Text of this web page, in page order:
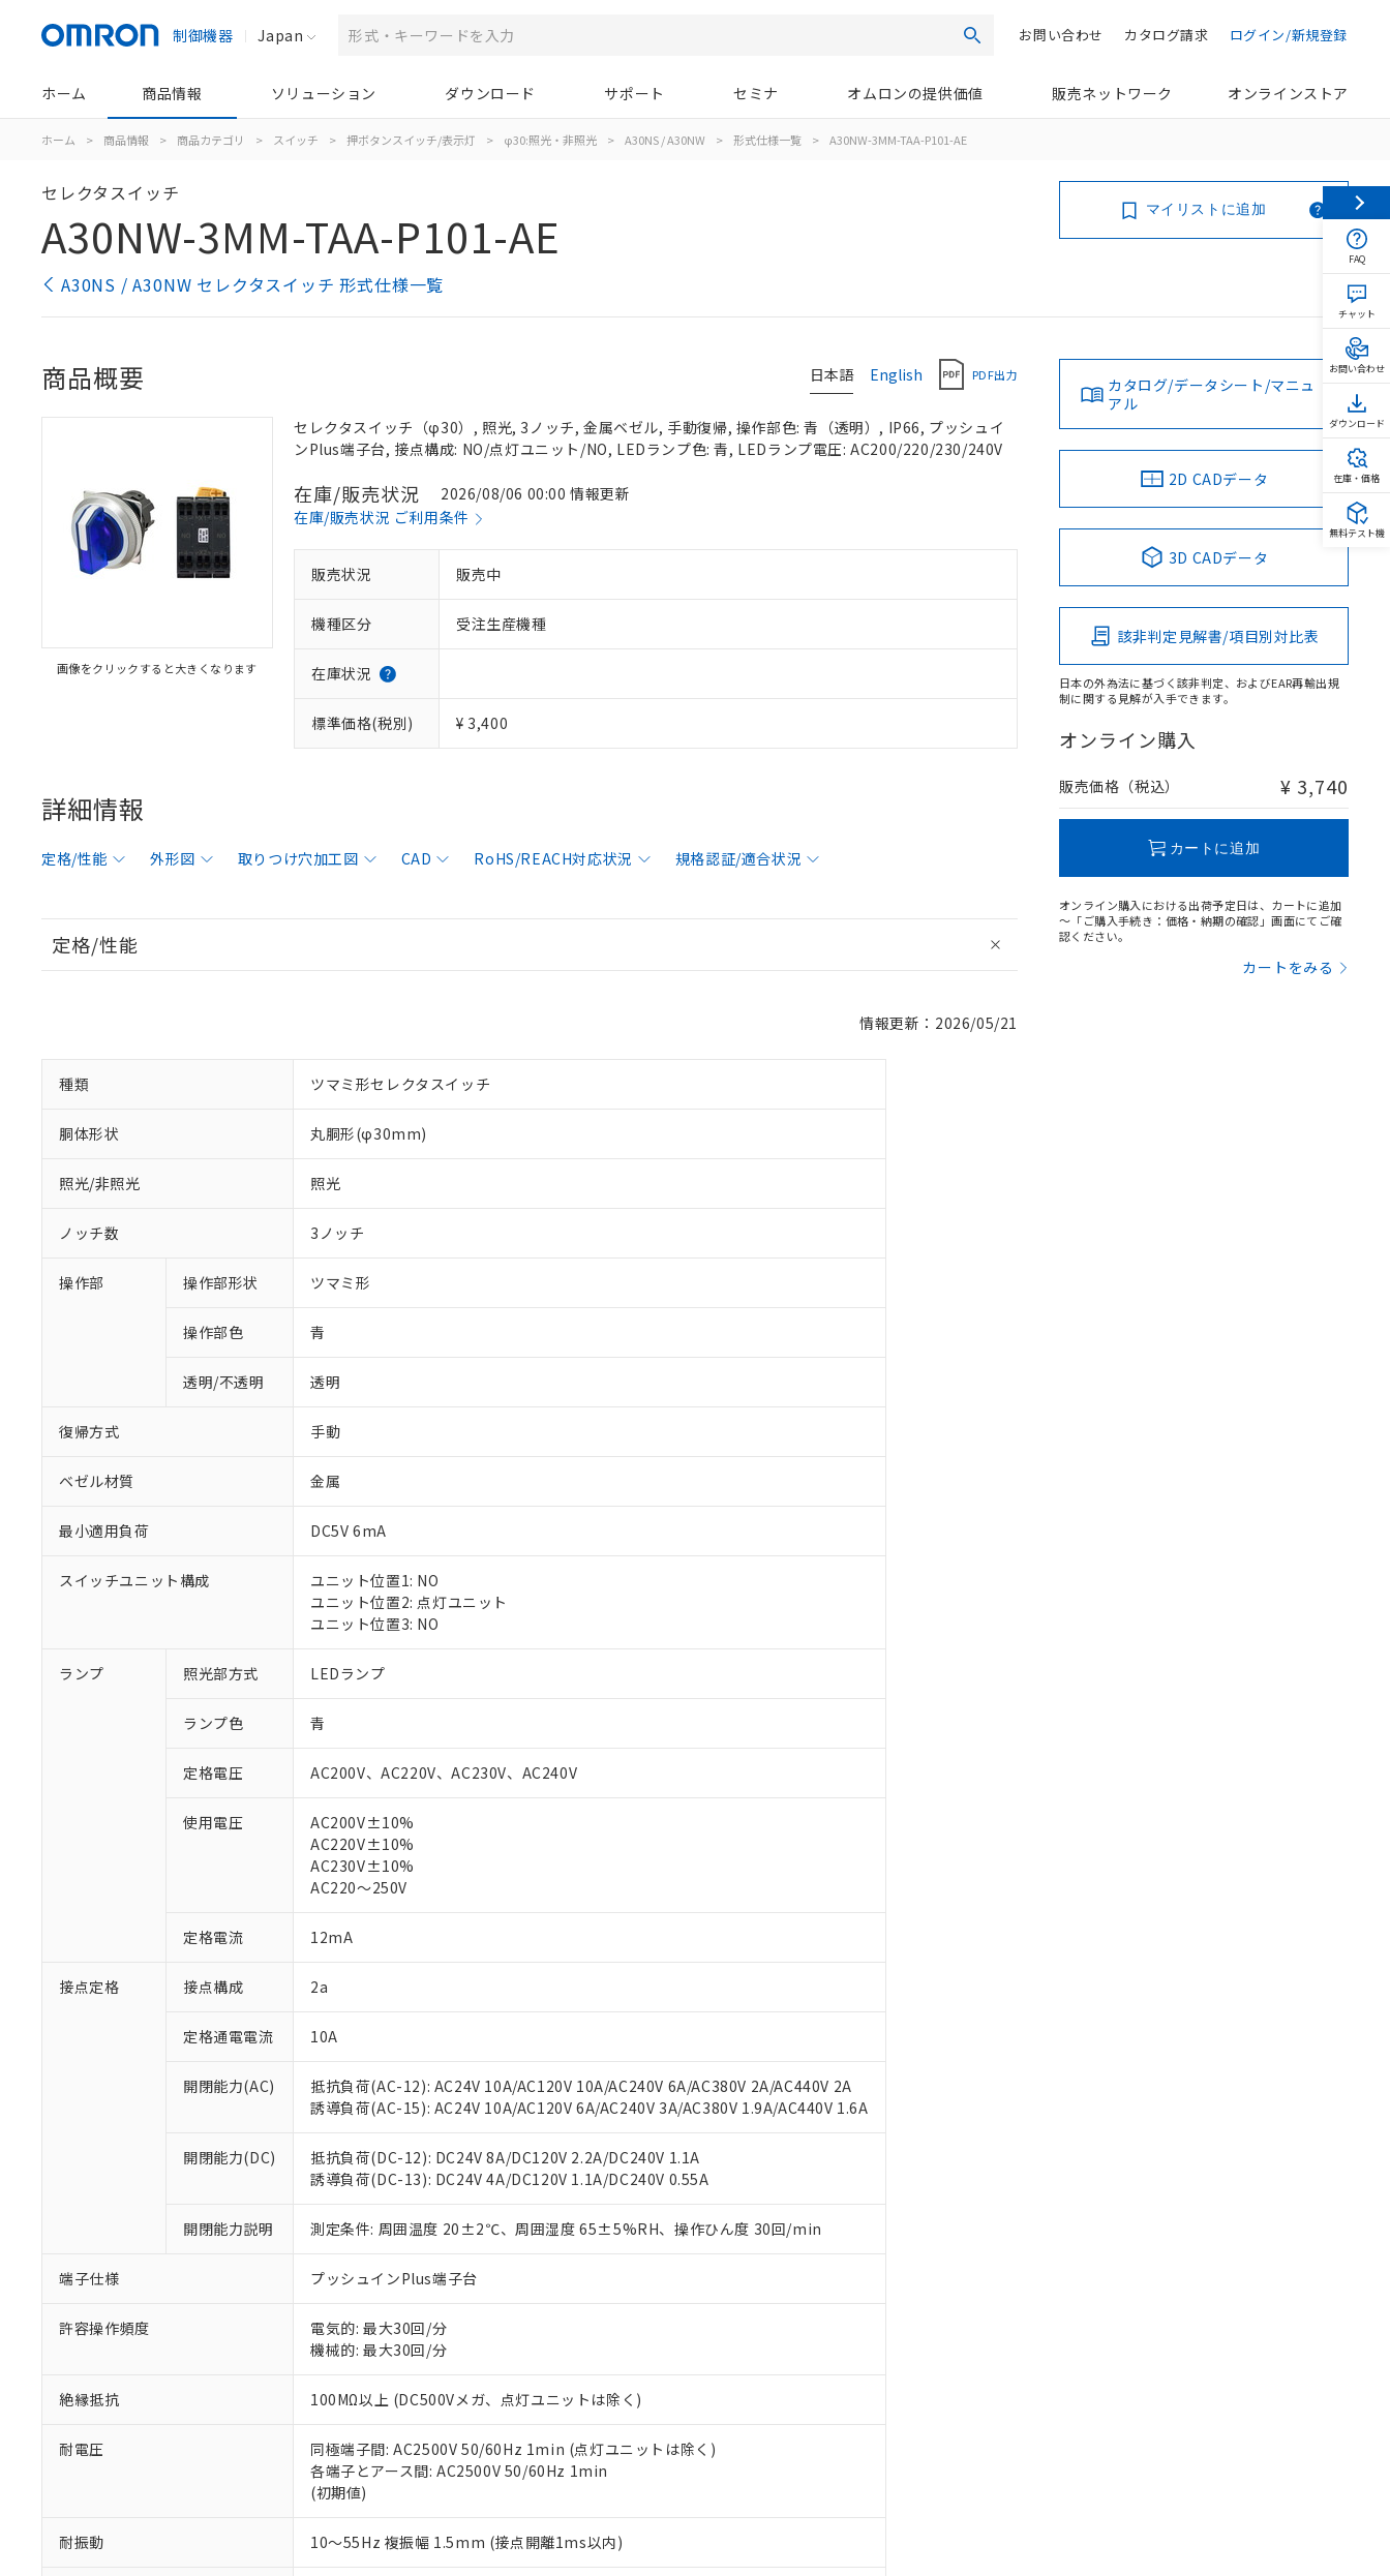
制御機器 Japan 検索 ログイン/新規登録
カタログ請求
お問い合わせ
ホーム 商品情報 ソリューション ダウンロード サポート セミナ オムロンの提供価値 販売ネットワーク オンラインストア
ホーム > 商品情報 > 商品カテゴリ > スイッチ > 押ボタンスイッチ/表示灯 > φ30:照光・非照光 > A30NS / A30NW > 形式仕様一覧 > A30NW-3MM-TAA-P101-AE
セレクタスイッチ
A30NW-3MM-TAA-P101-AE
A30NS / A30NW セレクタスイッチ 形式仕様一覧
マイリストに追加
日本語 English PDF出力
商品概要
画像をクリックすると大きくなります
セレクタスイッチ（φ30）, 照光, 3ノッチ, 金属ベゼル, 手動復帰, 操作部色: 青（透明）, IP66, プッシュイ
ンPlus端子台, 接点構成: NO/点灯ユニット/NO, LEDランプ色: 青, LEDランプ電圧: AC200/220/230/240V
在庫/販売状況
2026/08/06 00:00 情報更新
在庫/販売状況 ご利用条件
販売状況 販売中
機種区分 受注生産機種
在庫状況
標準価格(税別) ¥ 3,400
詳細情報
定格/性能 外形図 取りつけ穴加工図 CAD RoHS/REACH対応状況 規格認証/適合状況
定格/性能
情報更新：2026/05/21
種類 ツマミ形セレクタスイッチ
胴体形状 丸胴形(φ30mm)
照光/非照光 照光
ノッチ数 3ノッチ
操作部 操作部形状 ツマミ形
操作部色 青
透明/不透明 透明
復帰方式 手動
ベゼル材質 金属
最小適用負荷 DC5V 6mA
スイッチユニット構成
ユニット位置1: NO
ユニット位置2: 点灯ユニット
ユニット位置3: NO
ランプ 照光部方式 LEDランプ
ランプ色 青
定格電圧 AC200V、AC220V、AC230V、AC240V
使用電圧
AC200V±10%
AC220V±10%
AC230V±10%
AC220～250V
定格電流 12mA
接点定格 接点構成 2a
定格通電電流 10A
開閉能力(AC)
抵抗負荷(AC-12): AC24V 10A/AC120V 10A/AC240V 6A/AC380V 2A/AC440V 2A
誘導負荷(AC-15): AC24V 10A/AC120V 6A/AC240V 3A/AC380V 1.9A/AC440V 1.6A
開閉能力(DC)
抵抗負荷(DC-12): DC24V 8A/DC120V 2.2A/DC240V 1.1A
誘導負荷(DC-13): DC24V 4A/DC120V 1.1A/DC240V 0.55A
開閉能力説明 測定条件: 周囲温度 20±2℃、周囲湿度 65±5%RH、操作ひん度 30回/min
端子仕様 プッシュインPlus端子台
許容操作頻度
電気的: 最大30回/分
機械的: 最大30回/分
絶縁抵抗 100MΩ以上 (DC500Vメガ、点灯ユニットは除く)
耐電圧
同極端子間: AC2500V 50/60Hz 1min (点灯ユニットは除く)
各端子とアース間: AC2500V 50/60Hz 1min
(初期値)
耐振動 10～55Hz 複振幅 1.5mm (接点開離1ms以内)
カタログ/データシート/マニュ
アル
2D CADデータ
3D CADデータ
該非判定見解書/項目別対比表
日本の外為法に基づく該非判定、およびEAR再輸出規
制に関する見解が入手できます。
オンライン購入
販売価格（税込） ¥ 3,740
カートに追加
オンライン購入における出荷予定日は、カートに追加
～「ご購入手続き：価格・納期の確認」画面にてご確
認ください。
カートをみる
ご利用条件
以下の条件をお読みいただき、同意のうえご利用ください。
当社制御機器事業取扱商品の中には、本サービスの対象外となる商品もあることをご了承ください。
のであり、閲覧された時点での実際の在庫および標準価格とは異なる場合があることをご了承くださ
当社販売員にご相談ください。
オムロン制御機器販売店や当社販売拠点は「販売ネットワーク
」をご確認ください。
在庫状況および標準価格結果を当社の事前の承諾なく第三者に漏洩または開示しないようお願いしま
マイパーツ機能（部品リスト作成サービス）をご利用いただくには、I-Webメンバーズにご登録され
ている必要があります。
お客様が当ウェブサイト上で当社にご登録された部品リストについて、当社および当社の共同利用者
が、当社の製品・サービスに関するお客様との取引・商談に必要な範囲で利用することをご了承くだ
さい。
※当社の共同利用者とは、
※1 対応状況
対応済み：EU RoHS指令（10物質）の非含有に対応した製品が提供可能な商品です。
対応予定：EU RoHS指令（10物質）の非含有に対応した製品に切り替える予定のある商品です。
対応予定なし：EU RoHS指令（10物質）の非含有に非対応の商品で、対応品を出す予定はありません。
調査・確認中：EU RoHS指令（10物質）の非含有の対応状況を調査中または確認中の商品です。
非該当品：ライセンス料など無形物で、有害物質有無と関係のない商品です。
仕入先様の事情により、非含有部品としていたものが、含有品と判明した場合などやむを得ず変更すること
があります。
鉛(Pb) 1000ppm以下、 水銀(Hg) 1000ppm以下、 カドミウム(Cd) 100ppm以下、
フタル酸エステル類の４物質については閾値を超える意図的な使用がないことを確認しています。
※2 対応予定月
部品在庫の切り替え状況などにより、予定月が前後することがあります。
※3 非含有証明書ダウンロード
下記の非含有証明書をダウンロードすることができます。
51物質の非含有証明書（当社基準）
※本証明書は発行日時点で非含有を証明するもので、過去に遡って非含有を証明するものではありません。
また、RoHS指令のフタル酸エステル類４物質の対応では、対応完了までの期間は出荷製品に未対応品が
混在することから備考欄に対応日を記載しておりました。
既に当社にて対応品への在庫切替を完了していることから、特段のことがない限り、2022年1月12日よ
り割愛しております。
※1 中国RoHS○×表
「○」：最大均質材料含有率が中国RoHSの基準値以下であることを示します。
「×」：最大均質材料含有率が中国RoHSの基準値を超えていることを示します。
「－」：未確認です。当社販売部門へお問い合わせください。
Cr(Ⅵ)(六価クロム) : 1000ppm、 PBBs(ポリ臭化ビフェニル類) : 1000ppm、 PBDEs(ポリ臭化ジフェニルエーテル類) : 1000ppm、
DBP(フタル酸ジブチル) : 1000ppm、 DIBP(フタル酸ジイソブチル) : 1000ppm、 BBP(フタル酸ブチルベンジル) : 1000ppm、
DEHP(フタル酸ビス(2-エチルヘキシル)) : 1000ppm
※2 環境保護使用期限
「ｅ」：有害物質（10物質）のすべてが基準値以下であることを示します。
「10」：通常の使用状況下において有害物質が外部に漏えいし、環境に深刻な影響を及ぼさない年数を意
味します。
などの必要な手続きをとります。
ます。
置等に一切使用いたしません。
当社は、貴社製品を第三者に販売する場合は、上記1、2および3の内容を当該第三者に通知します。
また当社は、販売先および販売に係わる関係者が違法に輸出するおそれがある場合は、取り引きをい
たしません。
合意する キャンセル
△ 一定数には満たないが在庫あり
機器販売店・当社販売員にご確認ください)
白
FAQ
チャット
お問い合わせ
ダウンロード
在庫・価格
無料テスト機